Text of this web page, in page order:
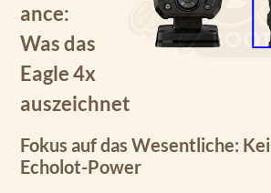
ance:
Was das
Eagle 4x
auszeichnet
Fokus auf das Wesentliche:
Echolot-Power